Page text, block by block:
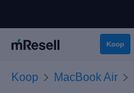
Koop
Koop MacBook Air